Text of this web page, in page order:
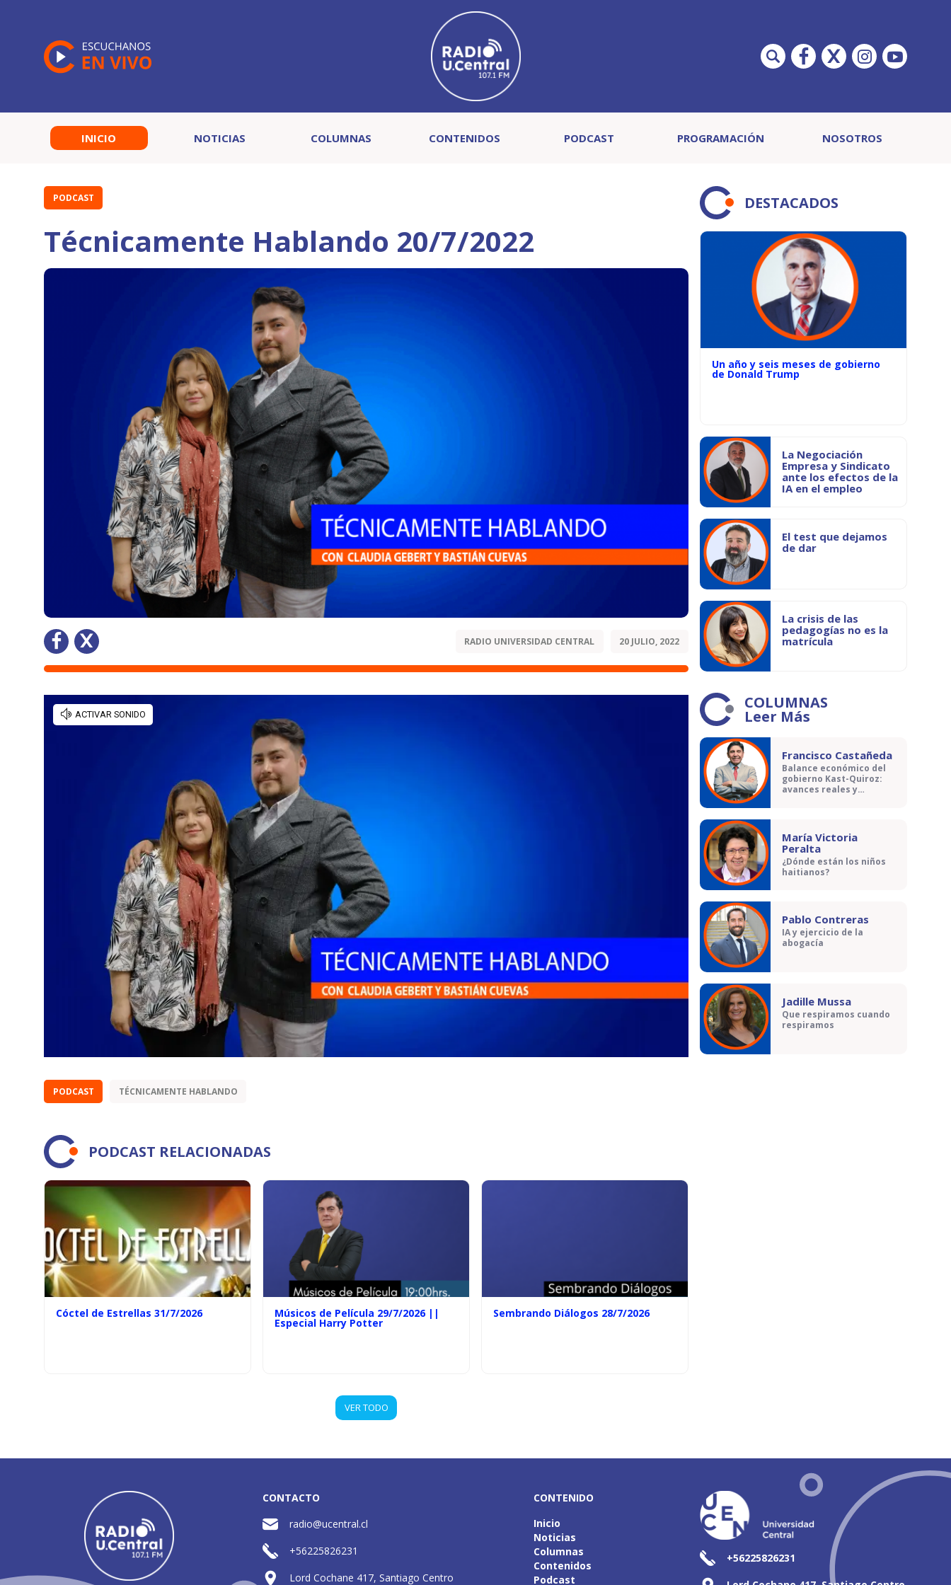
INICIO NOTICIAS COLUMNAS CONTENIDOS PODCAST PROGRAMACIÓN NOSOTROS
PODCAST
Técnicamente Hablando 20/7/2022
RADIO UNIVERSIDAD CENTRAL 20 JULIO, 2022
PODCAST TÉCNICAMENTE HABLANDO
PODCAST RELACIONADAS
Cóctel de Estrellas 31/7/2026 Músicos de Película 29/7/2026 ||
Especial Harry Potter
Sembrando Diálogos 28/7/2026
VER TODO
DESTACADOS
Un año y seis meses de gobierno
de Donald Trump
La Negociación
Empresa y Sindicato
ante los efectos de la
IA en el empleo
El test que dejamos
de dar
La crisis de las
pedagogías no es la
matrícula
COLUMNAS
Leer Más
Francisco Castañeda
Balance económico del
gobierno Kast-Quiroz:
avances reales y
María Victoria
Peralta
¿Dónde están los niños
haitianos?
Pablo Contreras
IA y ejercicio de la
abogacía
Jadille Mussa
Que respiramos cuando
respiramos
CONTACTO
radio@ucentral.cl
+56225826231
Lord Cochane 417, Santiago Centro
CONTENIDO
Inicio
Noticias
Columnas
Contenidos
Podcast
+56225826231